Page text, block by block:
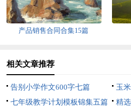
产品销售合同合集15篇
相关文章推荐
告别小学作文600字七篇
玉
七年级教学计划模板锦集五篇
精